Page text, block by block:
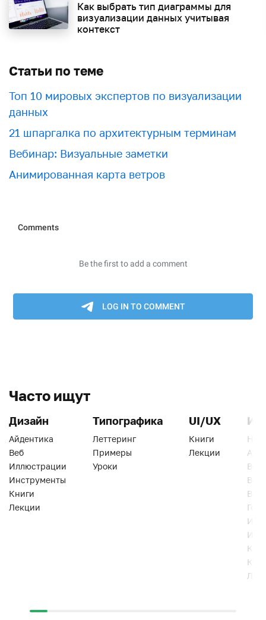
Как выбрать тип диаграммы для
визуализации данных учитывая
контекст
Статьи по теме
Топ 10 мировых экспертов по визуализации
данных
21 шпаргалка по архитектурным терминам
Вебинар: Визуальные заметки
Анимированная карта ветров
Часто ищут
Дизайн
Айдентика
Веб
Иллюстрации
Инструменты
Книги
Лекции
Типографика
Леттеринг
Примеры
Уроки
UI/UX
Книги
Лекции
Веб